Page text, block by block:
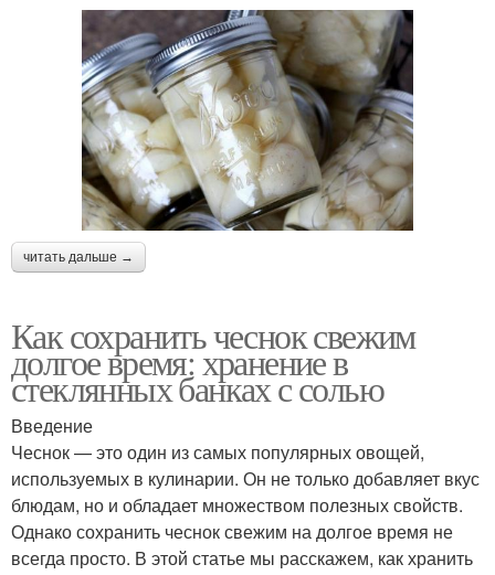
читать дальше →
Как сохранить чеснок свежим
долгое время: хранение в
стеклянных банках с солью
Введение
Чеснок — это один из самых популярных овощей,
используемых в кулинарии. Он не только добавляет вкус
блюдам, но и обладает множеством полезных свойств.
Однако сохранить чеснок свежим на долгое время не
всегда просто. В этой статье мы расскажем, как хранить